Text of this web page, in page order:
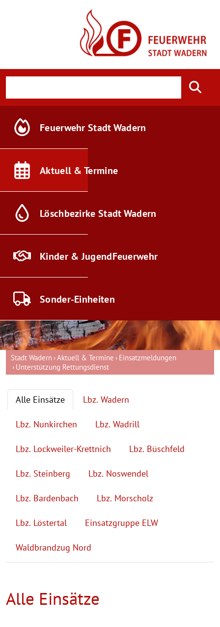
Feuerwehr Stadt Wadern
Aktuell & Termine
Löschbezirke Stadt Wadern
Kinder & JugendFeuerwehr
Sonder-Einheiten
Stadt Wadern Aktuell & Termine
Einsatzmeldungen
Unterstützung Rettungsdienst
Alle Einsätze Lbz. Wadern
Lbz. Nunkirchen Lbz. Wadrill
Lbz. Lockweiler-Krettnich Lbz. Büschfeld
Lbz. Steinberg Lbz. Noswendel
Lbz. Bardenbach Lbz. Morscholz
Lbz. Löstertal Einsatzgruppe ELW
Waldbrandzug Nord
Alle Einsätze